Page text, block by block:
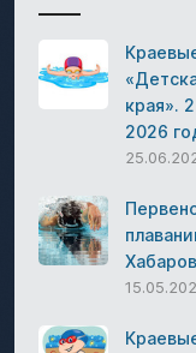
края».
2026